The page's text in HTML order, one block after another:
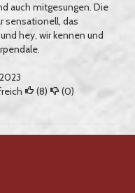
auch mitgesungen. Die
sensationell, das
hey, wir kennen und
(8) (0)